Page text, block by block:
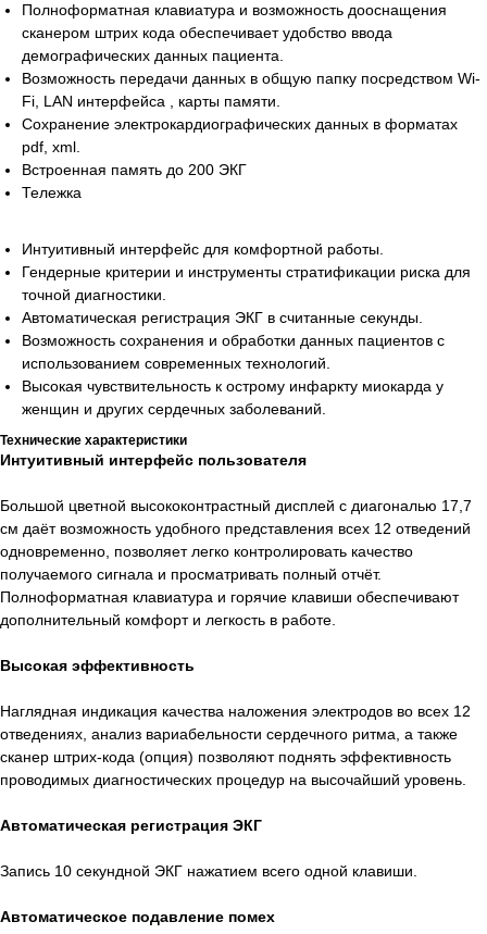
Полноформатная клавиатура и возможность дооснащения
сканером штрих кода обеспечивает удобство ввода
демографических данных пациента.
Возможность передачи данных в общую папку посредством Wi-
Fi, LAN интерфейса , карты памяти.
Сохранение электрокардиографических данных в форматах
pdf, xml.
Встроенная память до 200 ЭКГ
Тележка
Интуитивный интерфейс для комфортной работы.
Гендерные критерии и инструменты стратификации риска для
точной диагностики.
Автоматическая регистрация ЭКГ в считанные секунды.
Возможность сохранения и обработки данных пациентов с
использованием современных технологий.
Высокая чувствительность к острому инфаркту миокарда у
женщин и других сердечных заболеваний.
Технические характеристики
Интуитивный интерфейс пользователя
Большой цветной высококонтрастный дисплей с диагональю 17,7
см даёт возможность удобного представления всех 12 отведений
одновременно, позволяет легко контролировать качество
получаемого сигнала и просматривать полный отчёт.
Полноформатная клавиатура и горячие клавиши обеспечивают
дополнительный комфорт и легкость в работе.
Высокая эффективность
Наглядная индикация качества наложения электродов во всех 12
отведениях, анализ вариабельности сердечного ритма, а также
сканер штрих-кода (опция) позволяют поднять эффективность
проводимых диагностических процедур на высочайший уровень.
Автоматическая регистрация ЭКГ
Запись 10 секундной ЭКГ нажатием всего одной клавиши.
Автоматическое подавление помех